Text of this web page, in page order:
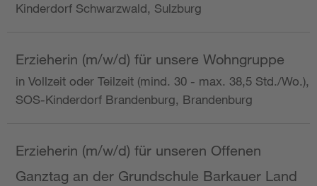
Kinderdorf Schwarzwald, Sulzburg
Erzieherin (m/w/d) für unsere Wohngruppe
in Vollzeit oder Teilzeit (mind. 30 - max. 38,5 Std./Wo.),
SOS-Kinderdorf Brandenburg, Brandenburg
Erzieherin (m/w/d) für unseren Offenen
Ganztag an der Grundschule Barkauer Land